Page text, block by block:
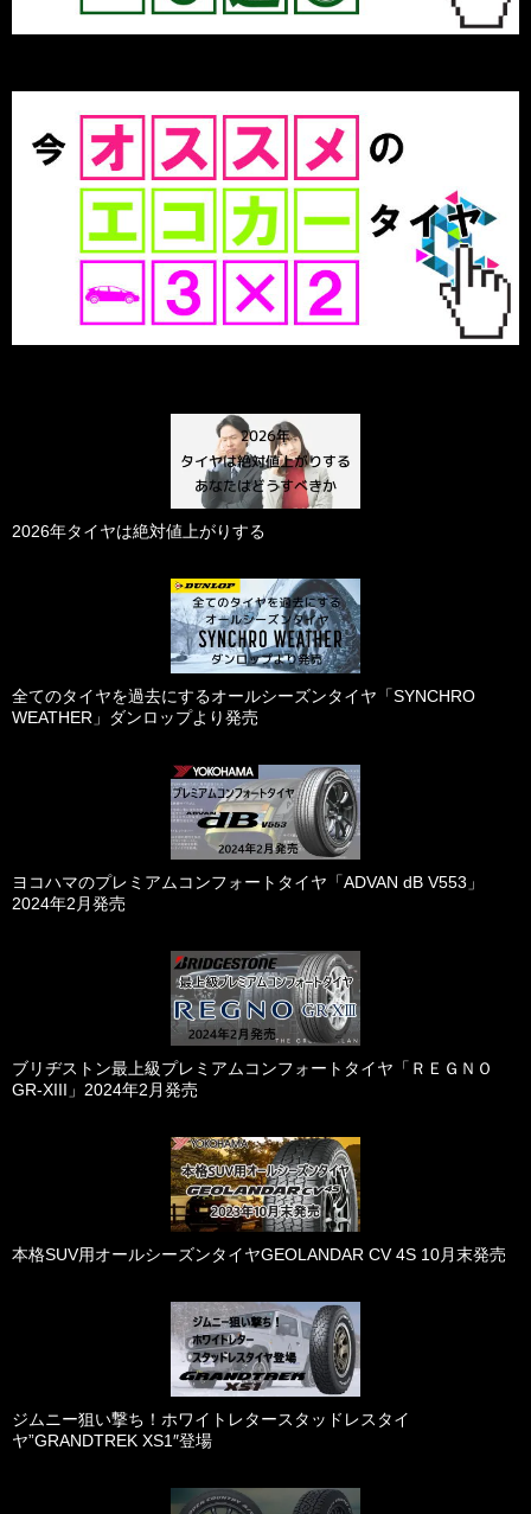
2026年タイヤは絶対値上がりする
全てのタイヤを過去にするオールシーズンタイヤ「SYNCHRO
WEATHER」ダンロップより発売
ヨコハマのプレミアムコンフォートタイヤ「ADVAN dB V553」
2024年2月発売
ブリヂストン最上級プレミアムコンフォートタイヤ「ＲＥＧＮＯ
GR-XIII」2024年2月発売
本格SUV用オールシーズンタイヤGEOLANDAR CV 4S 10月末発売
ジムニー狙い撃ち！ホワイトレタースタッドレスタイ
ヤ”GRANDTREK XS1″登場